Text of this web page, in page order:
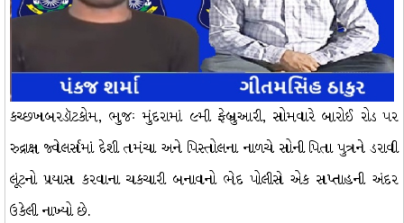
કચ્છખબરડૉટકોમ, ભુજઃ મુંદરામાં ૯મી ફેબ્રુઆરી, સોમવારે બારોઈ રોડ પર
રુદ્રાક્ષ જ્વેલર્સમાં દેશી તમંચા અને પિસ્તોલના નાળચે સોની પિતા પુત્રને ડરાવી
લૂંટનો પ્રયાસ કરવાના ચકચારી બનાવનો ભેદ પોલીસે એક સપ્તાહની અંદર
ઉકેલી નાખ્યો છે.